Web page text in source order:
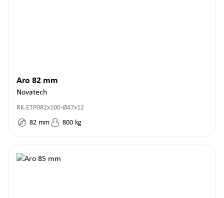
Aro 82 mm
Novatech
RK.ETP082x100-Ø47x12
82 mm 800 kg